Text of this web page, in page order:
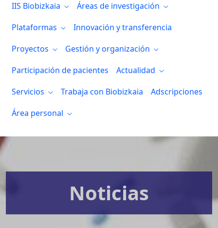
IIS Biobizkaia
Áreas de investigación
Plataformas
Innovación y transferencia
Proyectos
Gestión y organización
Participación de pacientes
Actualidad
Servicios
Trabaja con Biobizkaia
Adscripciones
Área personal
Noticias